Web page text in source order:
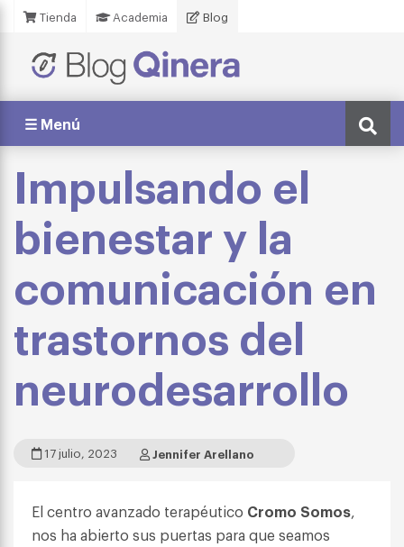
Tienda Academia Blog
☰ Menú
Impulsando el
bienestar y la
comunicación en
trastornos del
neurodesarrollo
17 julio, 2023 Jennifer Arellano
El centro avanzado terapéutico Cromo Somos,
nos ha abierto sus puertas para que seamos